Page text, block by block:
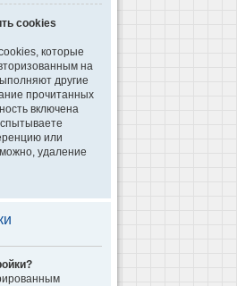
cookies
которые
на
другие
прочитанных
включена
или
удаление